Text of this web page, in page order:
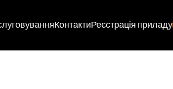
КонтактиРеєстрація приладу